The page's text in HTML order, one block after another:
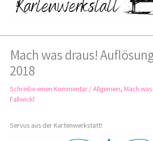
Mach was draus!
2018
Schreibe einen Kommentar /Allgemein, Mach
Fallwickl
Servus aus der Kartenwerkstatt!